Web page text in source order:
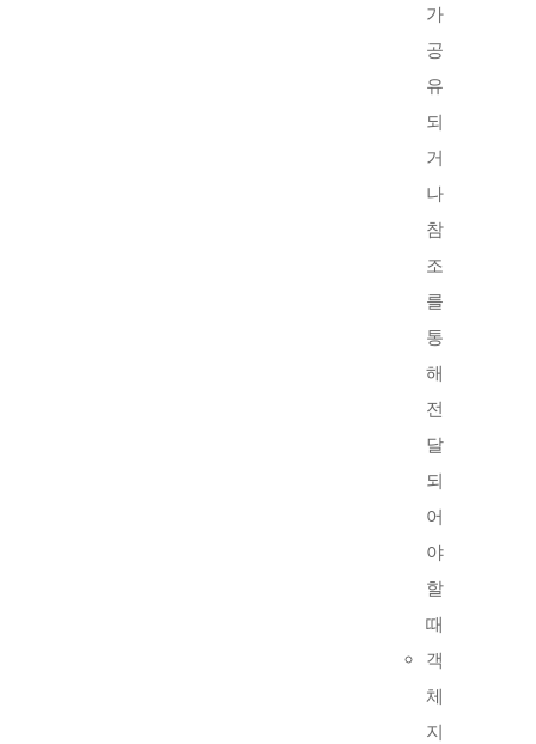
가
공
유
되
거
나
참
조
를
통
해
전
달
되
어
야
할
때
객
체
지